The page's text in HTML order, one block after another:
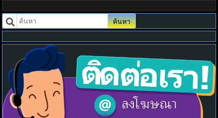
ค้นหา